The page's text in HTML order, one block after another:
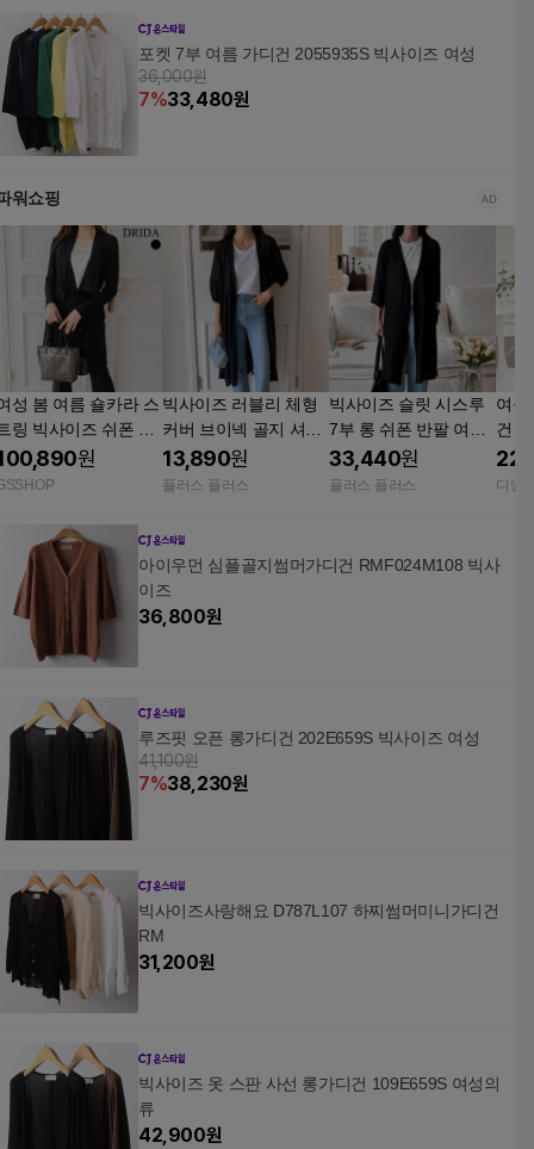
포켓 7부 여름 가디건 2055935S 빅사이즈 여성
36,000원
7%33,480원
워쇼핑
성 봄 여름 숄카라 스
링 빅사이즈 쉬폰 가
건 롱 자켓 50대
원
빅사이즈 러블리 체형
커버 브이넥 골지 셔링
여름 롱 가디건 데일리
룩 ~5XL 자체제작
13,890원
플러스 플러스
빅사이즈 슬릿 시스루
7부 롱 쉬폰 반팔 여름
롱 가디건 데일리룩 ~5
XL 자체제작
33,440원
플러스 플러스
여성
건
핏
건
디얼
아이우먼 심플골지썸머가디건 RMF024M108 빅사
이즈
36,800원
루즈핏 오픈 롱가디건 202E659S 빅사이즈 여성
41,100원
7%38,230원
빅사이즈사랑해요 D787L107 하찌썸머미니가디건
RM
31,200원
빅사이즈 옷 스판 사선 롱가디건 109E659S 여성의
류
42,900원